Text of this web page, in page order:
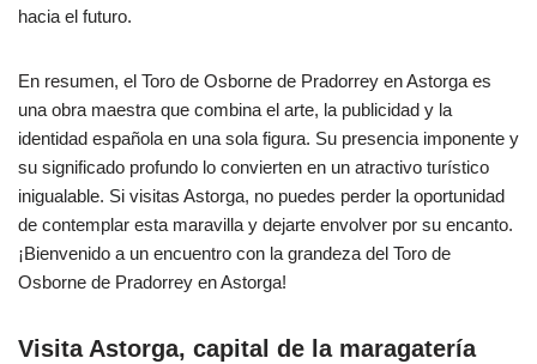
hacia el futuro.
En resumen, el Toro de Osborne de Pradorrey en Astorga es
una obra maestra que combina el arte, la publicidad y la
identidad española en una sola figura. Su presencia imponente y
su significado profundo lo convierten en un atractivo turístico
inigualable. Si visitas Astorga, no puedes perder la oportunidad
de contemplar esta maravilla y dejarte envolver por su encanto.
¡Bienvenido a un encuentro con la grandeza del Toro de
Osborne de Pradorrey en Astorga!
Visita Astorga, capital de la maragatería